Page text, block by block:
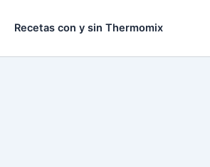
Recetas con y sin Thermomix